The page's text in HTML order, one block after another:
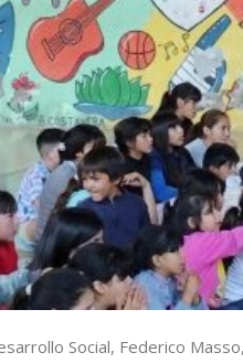
Social, Federico